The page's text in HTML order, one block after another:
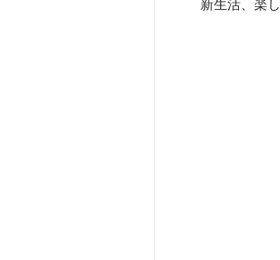
新生活、楽